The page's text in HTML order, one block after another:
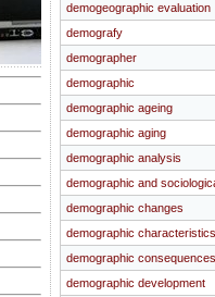
demogeographic evaluation
demografy
demographer
demographic
demographic ageing
demographic aging
demographic analysis
demographic and
demographic changes
demographic characteristics
demographic
demographic development